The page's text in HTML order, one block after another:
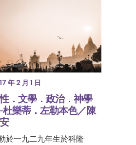
年 2 月 1 日
．文學．政治．神學
樂蒂．左勒本色／陳
於一九二九年生於科隆